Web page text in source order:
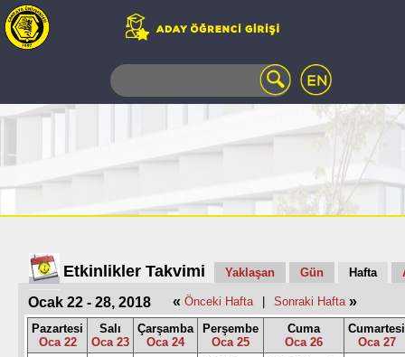
TELEFON
AÇILAN
UZAKTAN
EĞİTİM
KAMPÜSTE
YAŞAM
KÜTÜPHANE
Etkinlikler Takvimi Yaklaşan Gün Hafta
Ocak 22 - 28, 2018 « Önceki Hafta | Sonraki Hafta »
Pazartesi
Oca 22
Salı
Oca 23
Çarşamba
Oca 24
Perşembe
Oca 25
Cuma
Oca 26
Cumartesi
Oca 27